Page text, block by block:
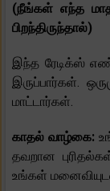
(நீங்கள் எந்த
பிறந்திருந்தால்)
இந்த ரேடிக்ஸ்
இருப்பார்கள்.
மாட்டார்கள்.
காதல் வாழ்கை:
தவறான
உங்கள்